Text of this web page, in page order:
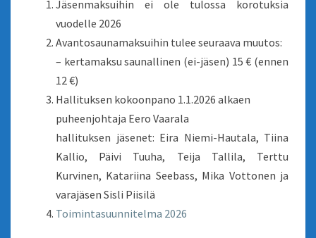
Jäsenmaksuihin ei ole tulossa korotuksia
vuodelle 2026
Avantosaunamaksuihin tulee seuraava muutos:
– kertamaksu saunallinen (ei-jäsen) 15 € (ennen
12 €)
Hallituksen kokoonpano 1.1.2026 alkaen
puheenjohtaja Eero Vaarala
hallituksen jäsenet: Eira Niemi-Hautala, Tiina
Kallio, Päivi Tuuha, Teija Tallila, Terttu
Kurvinen, Katariina Seebass, Mika Vottonen ja
varajäsen Sisli Piisilä
Toimintasuunnitelma 2026